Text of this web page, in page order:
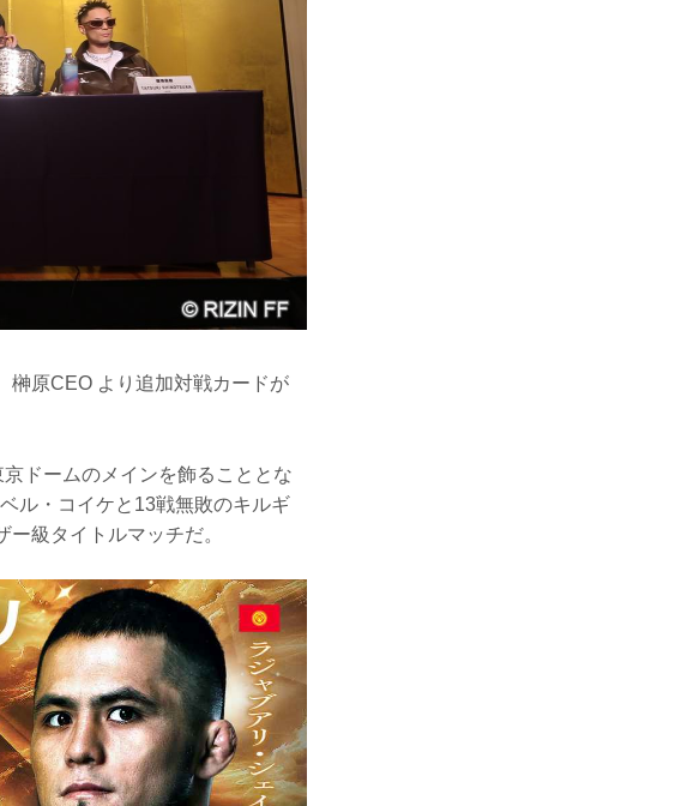
榊原CEO より追加対戦カードが
ドームのメインを飾ることとな
ル・コイケと13戦無敗のキルギ
級タイトルマッチだ。